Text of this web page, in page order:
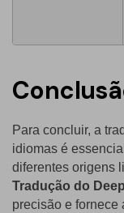
Para concluir, a
idiomas é
diferentes origens
Tradução do
precisão e fornece